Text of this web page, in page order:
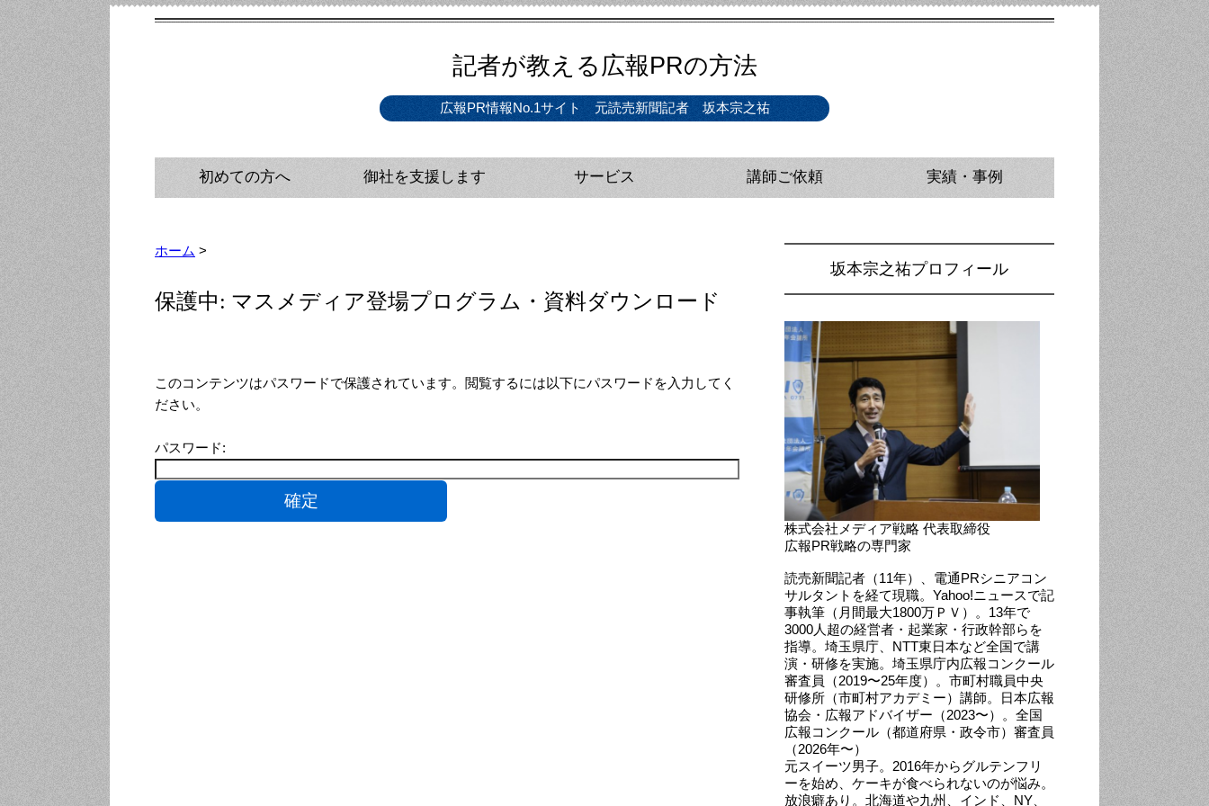
記者が教える広報PRの方法
広報PR情報No.1サイト 元読売新聞記者 坂本宗之祐
初めての方へ 御社を支援します サービス 講師ご依頼 実績・事例
ホーム >
保護中: マスメディア登場プログラム・資料ダウンロード
このコンテンツはパスワードで保護されています。閲覧するには以下にパスワードを入力してく
ださい。
パスワード:
坂本宗之祐プロフィール
株式会社メディア戦略 代表取締役
広報PR戦略の専門家
読売新聞記者（11年）、電通PRシニアコン
サルタントを経て現職。Yahoo!ニュースで記
事執筆（月間最大1800万ＰＶ）。13年で
3000人超の経営者・起業家・行政幹部らを
指導。埼玉県庁、NTT東日本など全国で講
演・研修を実施。埼玉県庁内広報コンクール
審査員（2019〜25年度）。市町村職員中央
研修所（市町村アカデミー）講師。日本広報
協会・広報アドバイザー（2023〜）。全国
広報コンクール（都道府県・政令市）審査員
（2026年〜）
元スイーツ男子。2016年からグルテンフリ
ーを始め、ケーキが食べられないのが悩み。
放浪癖あり。北海道や九州、インド、NY、